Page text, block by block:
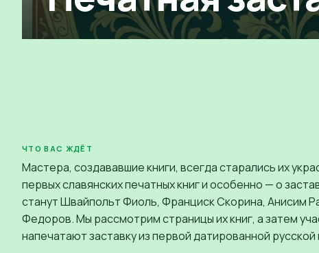
ЧТО ВАС ЖДЁТ
Мастера, создававшие книги, всегда старались их
первых славянских печатных книг и особенно — о
станут Швайпольт Фиоль, Франциск Скорина, Анисим
Федоров. Мы рассмотрим страницы их книг, а затем
напечатают заставку из первой датированной русской